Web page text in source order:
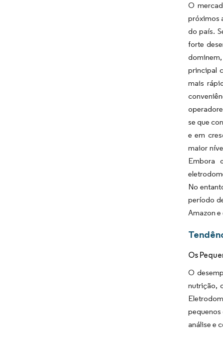
O
próximos
do país.
forte
principal
mais
se que
e em
maior
Embora
No
período
Amazon
Os
O
nutrição,
análise e